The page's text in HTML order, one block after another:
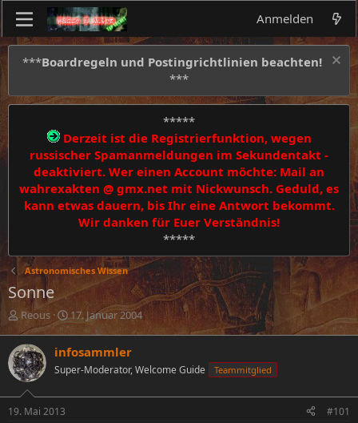
Anmelden
***Boardregeln und Postingrichtlinien beachten!
***
*****
Derzeit ist die Registrierfunktion, wegen
russischer Spamanmeldungen im Sekundentakt -
deaktiviert. Wer einen Account möchte: Mail an
wahrexakten @ gmx.net mit Nickwunsch. Geduld, es
kann etwas dauern, bis Ihr eine Antwort bekommt.
Wir danken für Euer Verständnis!
*****
Astronomisches Wissen
Sonne
E
s
t
e
l
l
e
Reous
E
r
t
e
l
17. Januar 2004
infosammler
Super-Moderator, Welcome Guide Teammitglied
19. Mai 2013 #101